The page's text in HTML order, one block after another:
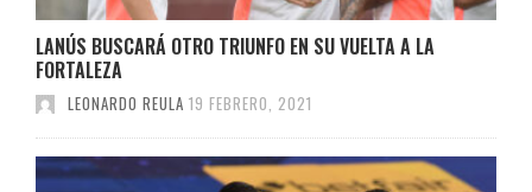
LANÚS BUSCARÁ OTRO TRIUNFO EN SU VUELTA A LA
FORTALEZA
LEONARDO REULA 19 FEBRERO, 2021